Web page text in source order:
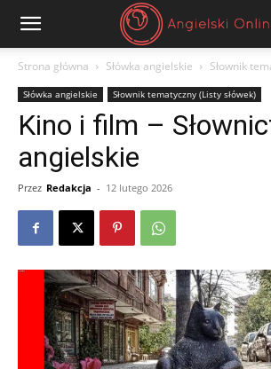
Angielski
Online
Strona główna Słówka angielskie Słownik
Słówka angielskie Słownik tematyczny (Listy słówek)
Kino i film –
angielskie
Przez Redakcja - 12 lutego 2026